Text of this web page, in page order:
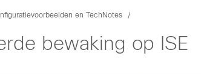
en TechNotes
bewaking op ISE